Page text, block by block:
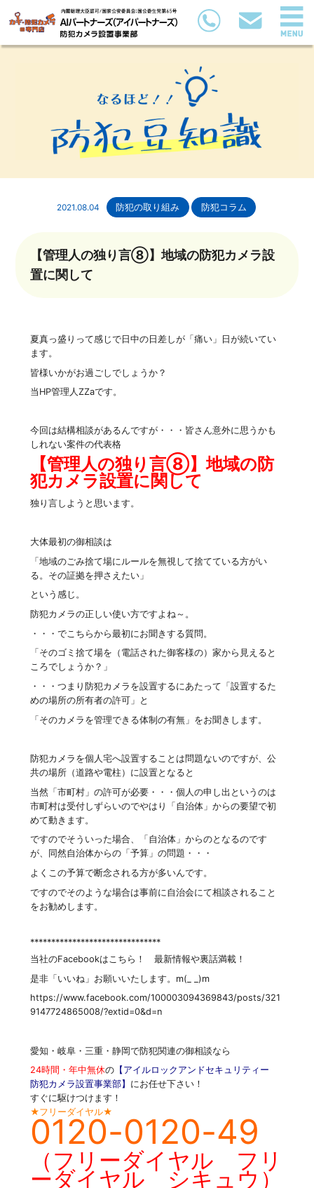
2021.08.04 防犯の取り組み 防犯コラム
【管理人の独り言⑧】地域の防犯カメラ設
置に関して
夏真っ盛りって感じで日中の日差しが「痛い」日が続いてい
ます。
皆様いかがお過ごしでしょうか？
当HP管理人ZZaです。
今回は結構相談があるんですが・・・皆さん意外に思うかも
しれない案件の代表格
【管理人の独り言⑧】地域の防
犯カメラ設置に関して
独り言しようと思います。
大体最初の御相談は
「地域のごみ捨て場にルールを無視して捨てている方がい
る。その証拠を押さえたい」
という感じ。
防犯カメラの正しい使い方ですよね～。
・・・でこちらから最初にお聞きする質問。
「そのゴミ捨て場を（電話された御客様の）家から見えると
ころでしょうか？」
・・・つまり防犯カメラを設置するにあたって「設置するた
めの場所の所有者の許可」と
「そのカメラを管理できる体制の有無」をお聞きします。
防犯カメラを個人宅へ設置することは問題ないのですが、公
共の場所（道路や電柱）に設置となると
当然「市町村」の許可が必要・・・個人の申し出というのは
市町村は受付しずらいのでやはり「自治体」からの要望で初
めて動きます。
ですのでそういった場合、「自治体」からのとなるのです
が、同然自治体からの「予算」の問題・・・
よくこの予算で断念される方が多いんです。
ですのでそのような場合は事前に自治会にて相談されること
をお勧めします。
*******************************
当社のFacebookはこちら！ 最新情報や裏話満載！
是非「いいね」お願いいたします。m(_ _)m
https://www.facebook.com/100003094369843/posts/321
9147724865008/?extid=0&d=n
愛知・岐阜・三重・静岡で防犯関連の御相談なら
24時間・年中無休の【アイルロックアンドセキュリティー
防犯カメラ設置事業部】 にお任せ下さい！
すぐに駆けつけます！
★フリーダイヤル★
0120-0120-49
（フリーダイヤル フリ
ーダイヤル シキュウ）